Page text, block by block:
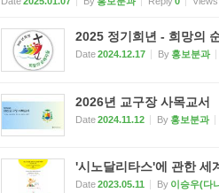
2025 정기희년 - 희망의
Date2024.12.17 By홍보분과
2026년 교구장 사목교서
Date2024.11.12 By홍보분과
'시노달리타스'에 관한 세
Date2023.05.11 By 이승우(다